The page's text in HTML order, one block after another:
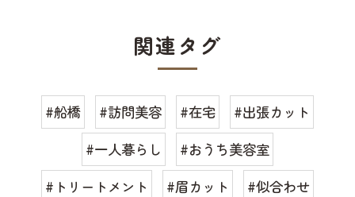
関連タグ
#船橋 #訪問美容 #在宅
#出張カット
#一人暮らし
#おうち美容室
#トリートメント
#眉カット
#似合わせ